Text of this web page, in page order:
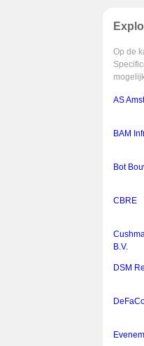
Op de
AS
BAM
Bot
CBRE
B.V.
DSM